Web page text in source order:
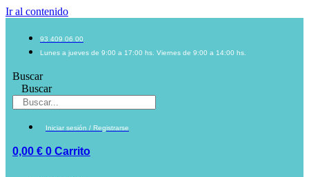
Ir al contenido
93 409 06 00
Lunes a jueves de 9:00 a 17:00 hs. Viernes de 9:00 a 14:00 hs.
Buscar
Buscar
Iniciar sesión / Registrarse
0,00 € 0 Carrito